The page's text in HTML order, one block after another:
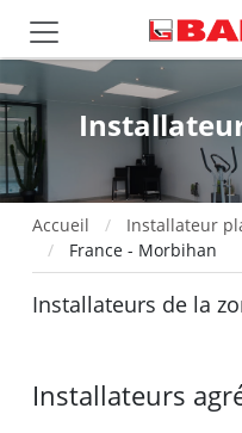
Accueil
Installateur
France - Morbihan
Installateurs de la
Installateurs